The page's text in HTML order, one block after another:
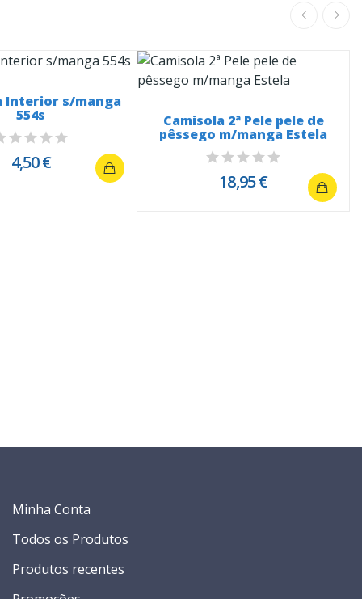
Interior s/manga
554s
4,50 €
Camisola 2ª Pele pele de
pêssego m/manga Estela
18,95 €
Minha Conta
Todos os Produtos
Produtos recentes